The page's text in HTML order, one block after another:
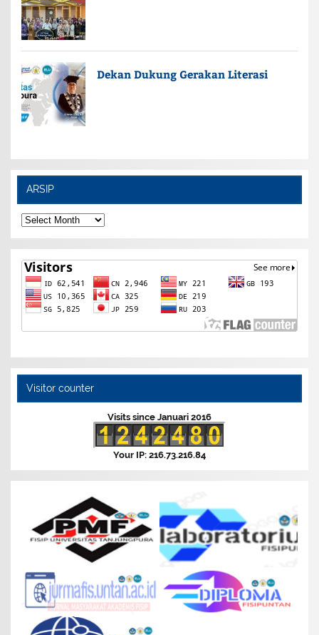
Dekan Dukung Gerakan Literasi
ARSIP
ARSIP
Visitor counter
Visits since Januari 2016
Your IP: 216.73.216.84